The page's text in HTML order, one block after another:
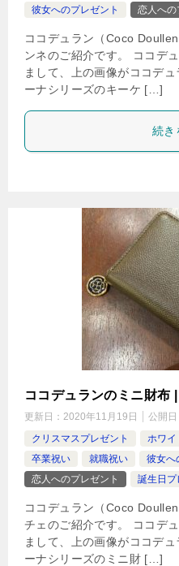
彼女へのプレゼント
恋人への
ココデュラン（Coco
ンネのご紹介です。 ココデ
まして、上の画像がココデ
ーナシリーズのキーケ […]
続き
ココデュランのミニ財布
更新日： 2020年11月19日 公開日
クリスマスプレゼント
ホワイ
卒業祝い
就職祝い
彼女へ
恋人へのプレゼント
誕生日プ
ココデュラン（Coco
チェのご紹介です。 ココデ
まして、上の画像がココデ
ーナシリーズのミニ財 […]